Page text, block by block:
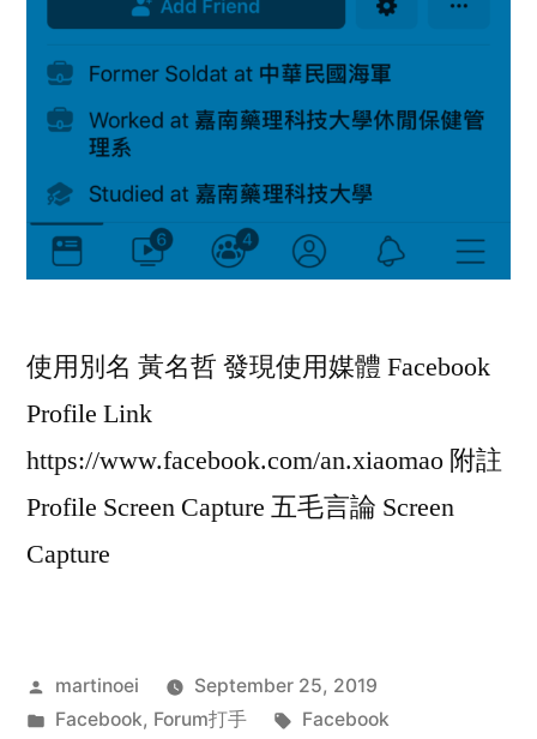
使用別名 黃名哲 發現使用媒體 Facebook
Profile Link
https://www.facebook.com/an.xiaomao 附註
Profile Screen Capture 五毛言論 Screen
Capture
Posted
by
martinoei
September 25, 2019
Posted
Facebook, Forum打手 Tags:
Facebook